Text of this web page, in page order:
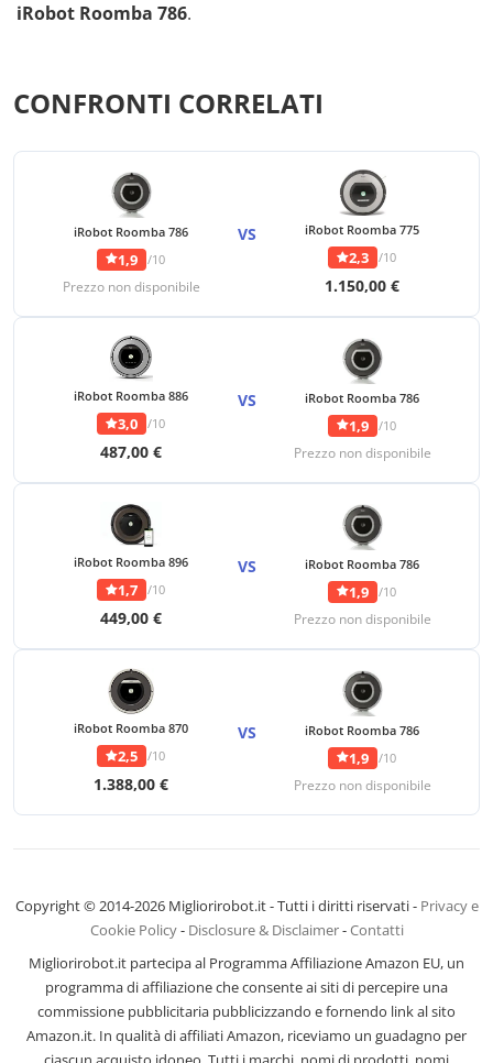
iRobot Roomba 786.
CONFRONTI CORRELATI
iRobot Roomba 786
1,9 /10
Prezzo non disponibile
VS iRobot Roomba 775
2,3 /10
1.150,00 €
iRobot Roomba 886
3,0 /10
487,00 €
VS iRobot Roomba 786
1,9 /10
Prezzo non disponibile
iRobot Roomba 896
1,7 /10
449,00 €
VS iRobot Roomba 786
1,9 /10
Prezzo non disponibile
iRobot Roomba 870
2,5 /10
1.388,00 €
VS iRobot Roomba 786
1,9 /10
Prezzo non disponibile
Copyright © 2014-2026 Migliorirobot.it - Tutti i diritti riservati - Privacy e
Cookie Policy- Disclosure & Disclaimer-Contatti
Migliorirobot.it partecipa al Programma Affiliazione Amazon EU, un
programma di affiliazione che consente ai siti di percepire una
commissione pubblicitaria pubblicizzando e fornendo link al sito
Amazon.it. In qualità di affiliati Amazon, riceviamo un guadagno per